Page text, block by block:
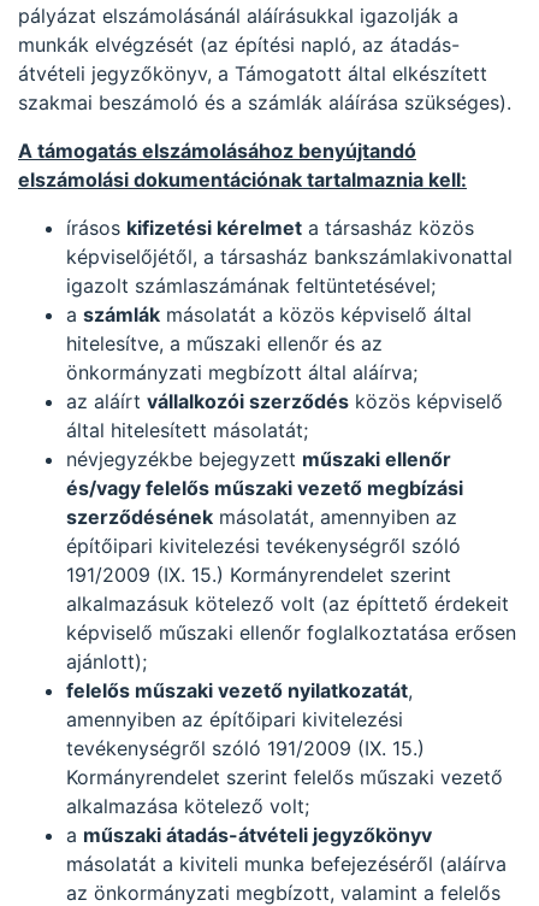
pályázat elszámolásánál aláírásukkal igazolják a
munkák elvégzését (az építési napló, az átadás-
átvételi jegyzőkönyv, a Támogatott által elkészített
szakmai beszámoló és a számlák aláírása szükséges).
A támogatás elszámolásához benyújtandó
elszámolási dokumentációnak tartalmaznia kell:
írásos kifizetési kérelmet a társasház közös
képviselőjétől, a társasház bankszámlakivonattal
igazolt számlaszámának feltüntetésével;
a számlák másolatát a közös képviselő által
hitelesítve, a műszaki ellenőr és az
önkormányzati megbízott által aláírva;
az aláírt vállalkozói szerződés közös képviselő
által hitelesített másolatát;
névjegyzékbe bejegyzett műszaki ellenőr
és/vagy felelős műszaki vezető megbízási
szerződésének másolatát, amennyiben az
építőipari kivitelezési tevékenységről szóló
191/2009 (IX. 15.) Kormányrendelet szerint
alkalmazásuk kötelező volt (az építtető érdekeit
képviselő műszaki ellenőr foglalkoztatása erősen
ajánlott);
felelős műszaki vezető nyilatkozatát,
amennyiben az építőipari kivitelezési
tevékenységről szóló 191/2009 (IX. 15.)
Kormányrendelet szerint felelős műszaki vezető
alkalmazása kötelező volt;
a műszaki átadás-átvételi jegyzőkönyv
másolatát a kiviteli munka befejezéséről (aláírva
az önkormányzati megbízott, valamint a felelős